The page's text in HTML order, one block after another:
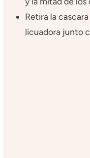
Retira la
licuadora junto